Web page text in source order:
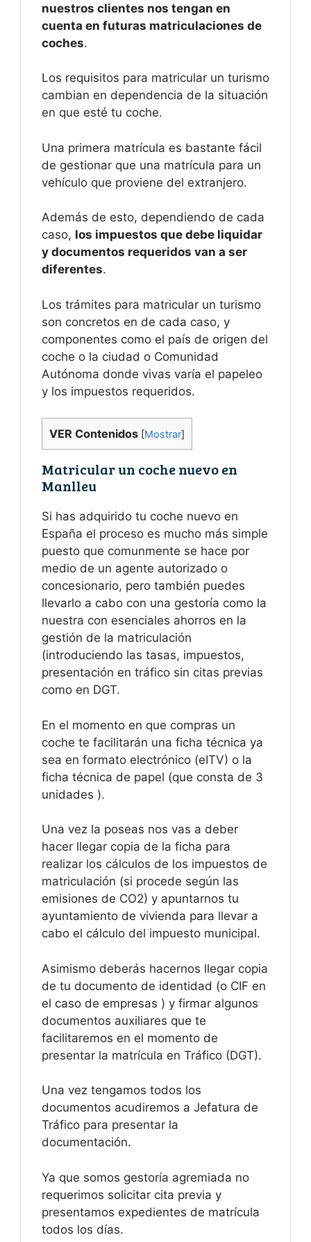
nuestros clientes nos tengan en
cuenta en futuras matriculaciones de
coches.
Los requisitos para matricular un turismo
cambian en dependencia de la situación
en que esté tu coche.
Una primera matrícula es bastante fácil
de gestionar que una matrícula para un
vehículo que proviene del extranjero.
Además de esto, dependiendo de cada
caso, los impuestos que debe liquidar
y documentos requeridos van a ser
diferentes.
Los trámites para matricular un turismo
son concretos en de cada caso, y
componentes como el país de origen del
coche o la ciudad o Comunidad
Autónoma donde vivas varía el papeleo
y los impuestos requeridos.
VER Contenidos [Mostrar]
Matricular un coche nuevo en
Manlleu
Si has adquirido tu coche nuevo en
España el proceso es mucho más simple
puesto que comunmente se hace por
medio de un agente autorizado o
concesionario, pero también puedes
llevarlo a cabo con una gestoría como la
nuestra con esenciales ahorros en la
gestión de la matriculación
(introduciendo las tasas, impuestos,
presentación en tráfico sin citas previas
como en DGT.
En el momento en que compras un
coche te facilitarán una ficha técnica ya
sea en formato electrónico (eITV) o la
ficha técnica de papel (que consta de 3
unidades ).
Una vez la poseas nos vas a deber
hacer llegar copia de la ficha para
realizar los cálculos de los impuestos de
matriculación (si procede según las
emisiones de CO2) y apuntarnos tu
ayuntamiento de vivienda para llevar a
cabo el cálculo del impuesto municipal.
Asimismo deberás hacernos llegar copia
de tu documento de identidad (o CIF en
el caso de empresas ) y firmar algunos
documentos auxiliares que te
facilitaremos en el momento de
presentar la matrícula en Tráfico (DGT).
Una vez tengamos todos los
documentos acudiremos a Jefatura de
Tráfico para presentar la
documentación.
Ya que somos gestoría agremiada no
requerimos solicitar cita previa y
presentamos expedientes de matrícula
todos los días.